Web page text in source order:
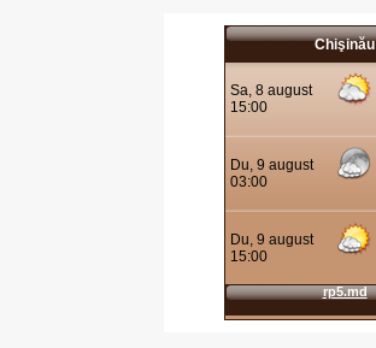
Chişinău